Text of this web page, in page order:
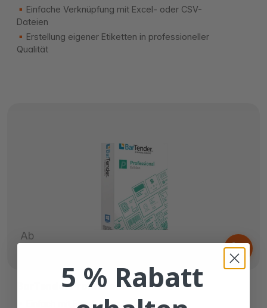
Einfache Verknüpfung mit Excel- oder CSV-
Dateien
Erstellung eigener Etiketten in professioneller
Qualität
Ab
BarTender Professonal BTP-WS
Einfach mit Excel- oder CSV-Dateien zu
5 % Rabatt